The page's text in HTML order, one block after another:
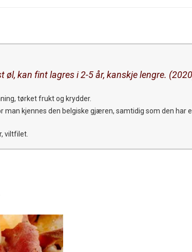
øl, kan fint lagres i 2-5 år, kanskje lengre.
tørket frukt og krydder.
man kjennes den belgiske gjæren, samtidig som den har
viltfilet.